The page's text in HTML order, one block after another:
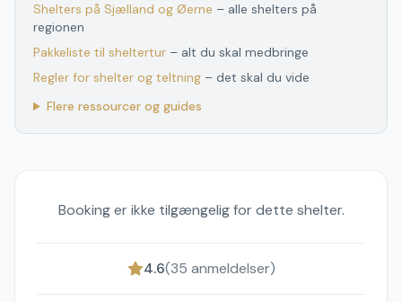
Shelters på Sjælland og Øerne – alle shelters på
regionen
Pakkeliste til sheltertur – alt du skal medbringe
Regler for shelter og teltning – det skal du vide
Flere ressourcer og guides
Booking er ikke tilgængelig for dette shelter.
4.6(35 anmeldelser)